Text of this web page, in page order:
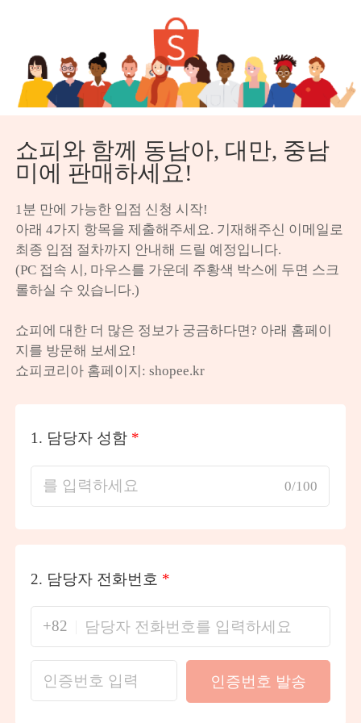
쇼피와 함께 동남아, 대만, 중남
미에 판매하세요!
1분 만에 가능한 입점 신청 시작!
아래 4가지 항목을 제출해주세요. 기재해주신 이메일로
최종 입점 절차까지 안내해 드릴 예정입니다.
(PC 접속 시, 마우스를 가운데 주황색 박스에 두면 스크
롤하실 수 있습니다.)
쇼피에 대한 더 많은 정보가 궁금하다면? 아래 홈페이
지를 방문해 보세요!
쇼피코리아 홈페이지: shopee.kr
1. 담당자 성함 *
0/100
2. 담당자 전화번호 *
+82
인증번호 발송